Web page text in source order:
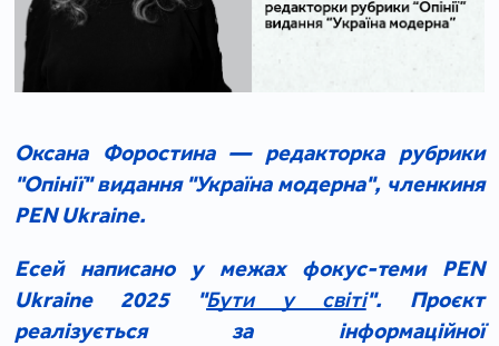
Оксана Форостина — редакторка рубрики
"Опінії" видання "Україна модерна", членкиня
PEN Ukraine.
Есей написано у межах фокус-теми PEN
Ukraine 2025 "Бути у світі". Проєкт
реалізується за інформаційної